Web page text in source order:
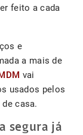
feito a cada
e
a mais de
vai
usados pelos
casa.
segura já